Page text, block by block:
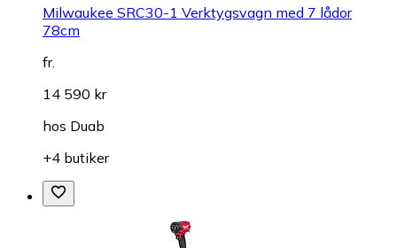
Milwaukee SRC30-1 Verktygsvagn med 7 lådor
78cm
fr.
14 590 kr
hos Duab
+4 butiker